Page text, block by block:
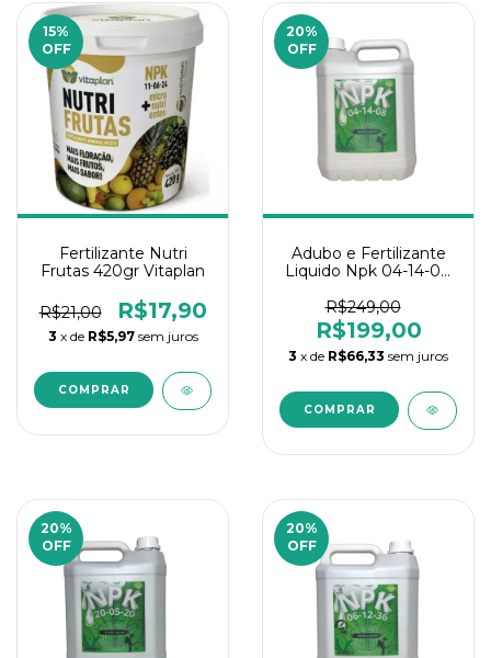
15%
OFF
Fertilizante Nutri
Frutas 420gr Vitaplan
R$21,00 R$17,90
3 x de R$5,97 sem juros
20%
OFF
Adubo e Fertilizante
Liquido Npk 04-14-08
Vet
R$249,00
R$199,00
3 x de R$66,33 sem juros
20%
OFF
20%
OFF